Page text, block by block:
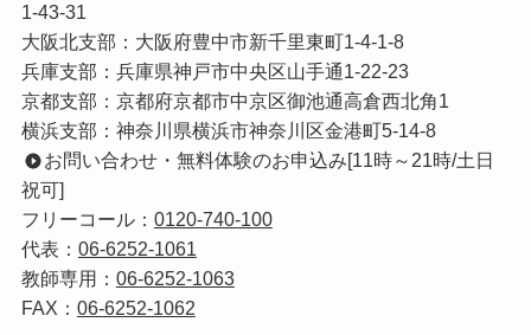
1-43-31
大阪北支部：大阪府豊中市新千里東町1-4-1-8
兵庫支部：兵庫県神戸市中央区山手通1-22-23
京都支部：京都府京都市中京区御池通高倉西北角1
横浜支部：神奈川県横浜市神奈川区金港町5-14-8
お問い合わせ・無料体験のお申込み[11時～21時/土日
祝可]
フリーコール： 0120-740-100
代表： 06-6252-1061
教師専用： 06-6252-1063
FAX： 06-6252-1062